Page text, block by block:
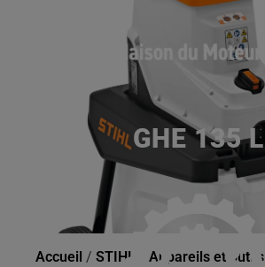
GHE 135 L
Accueil / STIHL Appareils et outils